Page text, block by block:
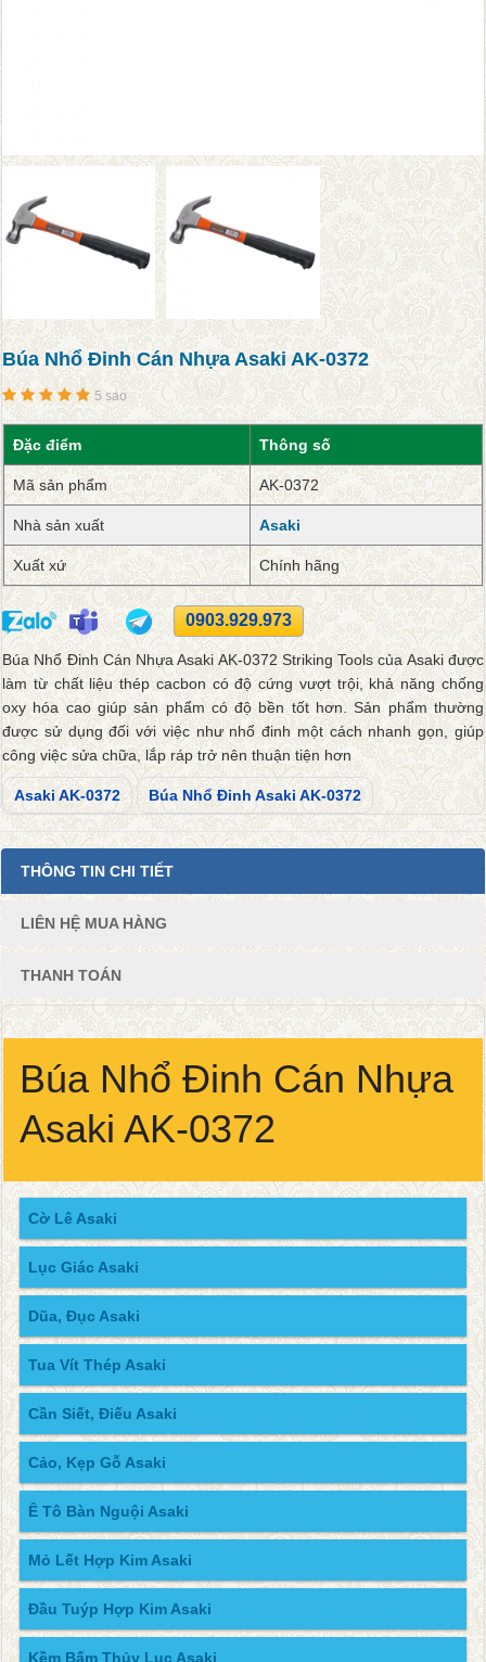
Búa Nhổ Đinh Cán Nhựa Asaki AK-0372
5 sao
Đặc điểm Thông số
Mã sản phẩm AK-0372
Nhà sản xuất Asaki
Xuất xứ Chính hãng
0903.929.973
Búa Nhổ Đinh Cán Nhựa Asaki AK-0372 Striking Tools của Asaki được
làm từ chất liệu thép cacbon có độ cứng vượt trội, khả năng chống
oxy hóa cao giúp sản phẩm có độ bền tốt hơn. Sản phẩm thường
được sử dụng đối với việc như nhổ đinh một cách nhanh gọn, giúp
công việc sửa chữa, lắp ráp trở nên thuận tiện hơn
Asaki AK-0372 Búa Nhổ Đinh Asaki AK-0372
THÔNG TIN CHI TIẾT
LIÊN HỆ MUA HÀNG
THANH TOÁN
Búa Nhổ Đinh Cán Nhựa
Asaki AK-0372
Cờ Lê Asaki
Lục Giác Asaki
Dũa, Đục Asaki
Tua Vít Thép Asaki
Cần Siết, Điếu Asaki
Cảo, Kẹp Gỗ Asaki
Ê Tô Bàn Nguội Asaki
Mỏ Lết Hợp Kim Asaki
Đầu Tuýp Hợp Kim Asaki
Kềm Bấm Thủy Lục Asaki